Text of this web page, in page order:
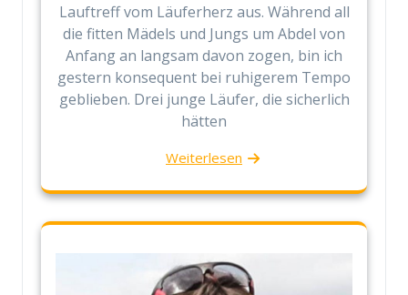
Lauftreff vom Läuferherz aus. Während all
die fitten Mädels und Jungs um Abdel von
Anfang an langsam davon zogen, bin ich
gestern konsequent bei ruhigerem Tempo
geblieben. Drei junge Läufer, die sicherlich
hätten
Weiterlesen